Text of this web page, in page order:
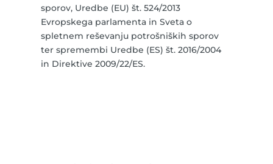
sporov, Uredbe (EU) št. 524/2013
Evropskega parlamenta in Sveta o
spletnem reševanju potrošniških sporov
ter spremembi Uredbe (ES) št. 2016/2004
in Direktive 2009/22/ES.